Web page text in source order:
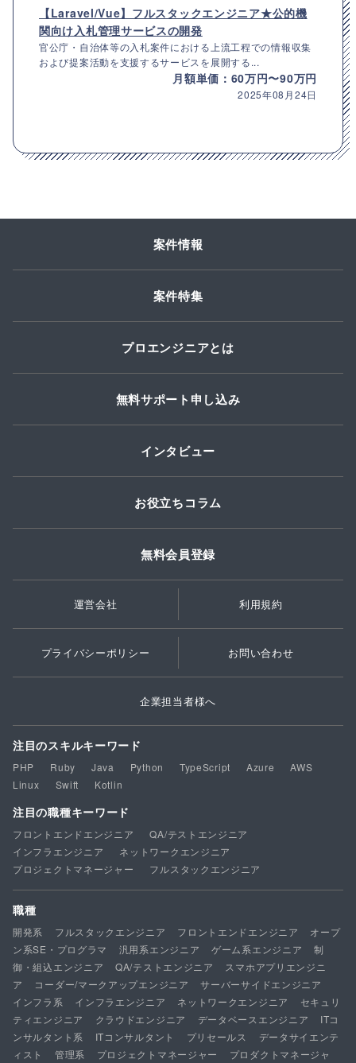
【Laravel/Vue】フルスタックエンジニア★公的機
関向け入札管理サービスの開発
官公庁・自治体等の入札案件における上流工程での情報収集
および提案活動を支援するサービスを展開する...
月額単価：60万円〜90万円
2025年08月24日
案件情報
案件特集
プロエンジニアとは
無料サポート申し込み
インタビュー
お役立ちコラム
無料会員登録
運営会社 利用規約
プライバシーポリシー お問い合わせ
企業担当者様へ
注目のスキルキーワード
PHP Ruby Java Python TypeScript Azure
AWS
Linux
Swift Kotlin
注目の職種キーワード
フロントエンドエンジニア
QA/テストエンジニア
インフラエンジニア
ネットワークエンジニア
プロジェクトマネージャー
フルスタックエンジニア
職種
開発系 フルスタックエンジニア フロントエンドエンジニア
オープ
ン系SE・プログラマ
汎用系エンジニア ゲーム系エンジニア
制
御・組込エンジニア
QA/テストエンジニア
スマホアプリエンジニ
ア
コーダー/マークアップエンジニア
サーバーサイドエンジニア
インフラ系
インフラエンジニア ネットワークエンジニア
セキュリ
ティエンジニア
クラウドエンジニア データベースエンジニア
ITコ
ンサルタント系
ITコンサルタント プリセールス
データサイエンテ
ィスト
管理系 プロジェクトマネージャー
プロダクトマネージャ